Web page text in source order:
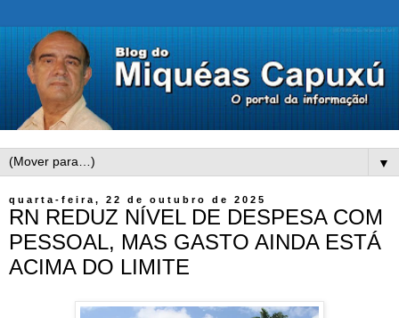
▼
quarta-feira, 22 de outubro de 2025
RN REDUZ NÍVEL DE DESPESA COM
PESSOAL, MAS GASTO AINDA ESTÁ
ACIMA DO LIMITE